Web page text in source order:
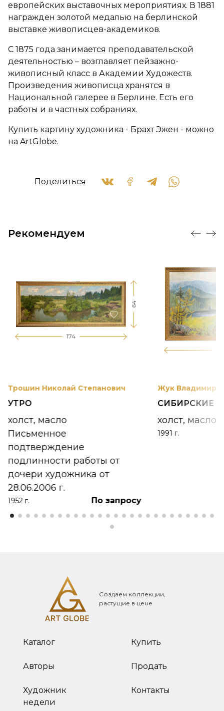
европейских выставочных мероприятиях. В 1881
награжден золотой медалью на берлинской
выставке живописцев-академиков.
С 1875 года занимается преподавательской
деятельностью – возглавляет пейзажно-
живописный класс в Академии Художеств.
Произведения живописца хранятся в
Национальной галерее в Берлине. Есть его
работы и в частных собраниях.
Купить картину художника - Брахт Эжен - можно
на ArtGlobe.
Поделиться
Рекомендуем
174
64
Трошин Николай Степанович
УТРО
холст, масло
Письменное
подтверждение
подлинности работы от
дочери художника от
28.06.2006 г.
1952 г. По запросу
Жук Владимир
СИБИРСКИЕ
холст, масло
1991 г.
Создаем коллекции,
растущие в цене
Каталог
Авторы
Художник
недели
Купить
Продать
Контакты